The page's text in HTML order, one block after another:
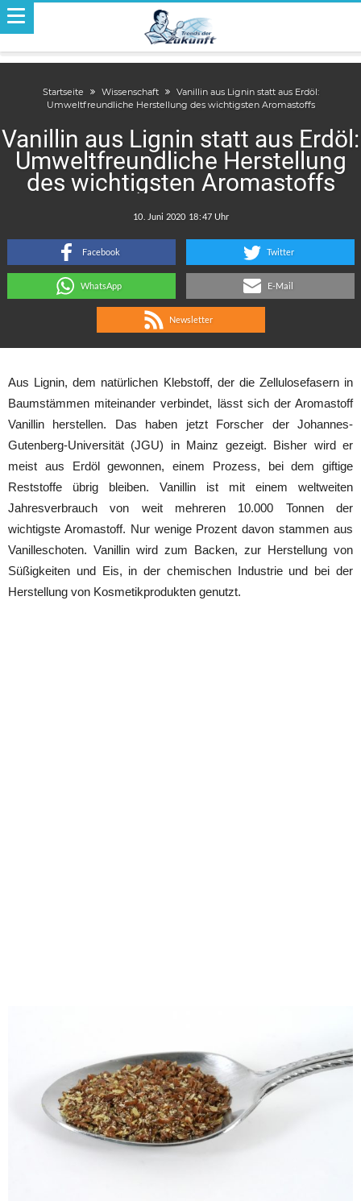
Startseite Wissenschaft
Vanillin aus Lignin statt aus Erdöl:
Umweltfreundliche Herstellung des wichtigsten Aromastoffs
Vanillin aus Lignin statt aus Erdöl:
Umweltfreundliche Herstellung
des wichtigsten Aromastoffs
:
Facebook Twitter
WhatsApp E-Mail
Newsletter
Aus Lignin, dem natürlichen Klebstoff, der die Zellulosefasern in
Baumstämmen miteinander verbindet, lässt sich der Aromastoff
Vanillin herstellen. Das haben jetzt Forscher der Johannes-
Gutenberg-Universität (JGU) in Mainz gezeigt. Bisher wird er
meist aus Erdöl gewonnen, einem Prozess, bei dem giftige
Reststoffe übrig bleiben. Vanillin ist mit einem weltweiten
Jahresverbrauch von weit mehreren 10.000 Tonnen der
wichtigste Aromastoff. Nur wenige Prozent davon stammen aus
Vanilleschoten. Vanillin wird zum Backen, zur Herstellung von
Süßigkeiten und Eis, in der chemischen Industrie und bei der
Herstellung von Kosmetikprodukten genutzt.